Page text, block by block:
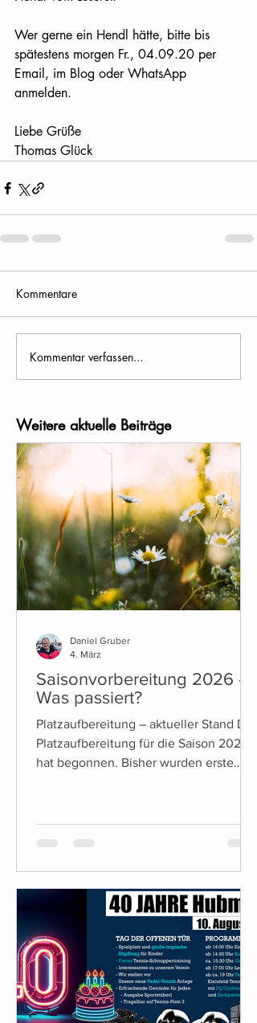
Wer gerne ein Hendl hätte, bitte bis
spätestens morgen Fr., 04.09.20 per
Email, im Blog oder WhatsApp
anmelden.
Liebe Grüße
Thomas Glück
Kommentare
Kommentar verfassen...
Weitere aktuelle Beiträge
Saisonvorbereitung 2026 -
Was passiert?
Platzaufbereitung – aktueller Stand Die
Platzaufbereitung für die Saison 2026
hat begonnen. Bisher wurden erste
diese Saison stehen einige konkrete
Änderungen an: Es kommt ein neuer
Getränkeautomat. Alkoholische
Getränke sind dabei mit Kinder- und
Jugendsicherung ausgestatte
Daniel Gruber
4. März